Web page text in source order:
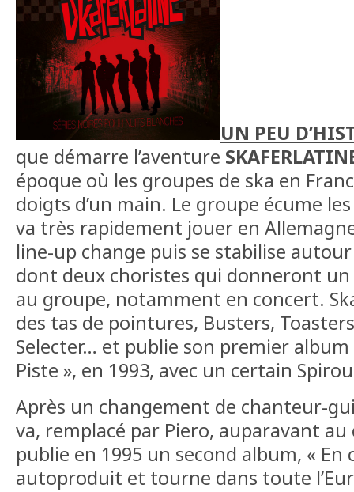
UN PEU
que démarre l’aventure
époque où les groupes de ska en
doigts d’un main. Le groupe écume
va très rapidement jouer en
line-up change puis se stabilise
dont deux choristes qui donneront
au groupe, notamment en concert.
des tas de pointures, Busters,
Selecter… et publie son premier
Piste », en 1993, avec un certain
Après un changement de chanteur-
va, remplacé par Piero, auparavant
publie en 1995 un second album, «
autoproduit et tourne dans toute